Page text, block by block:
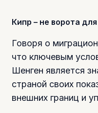
Кипр – не ворота
Говоря о
что ключевым
Шенген является
страной своих
внешних границ и